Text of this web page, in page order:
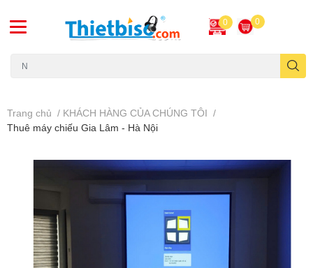
0 0
Trang chủ / KHÁCH HÀNG CỦA CHÚNG TÔI /
Thuê máy chiếu Gia Lâm - Hà Nội